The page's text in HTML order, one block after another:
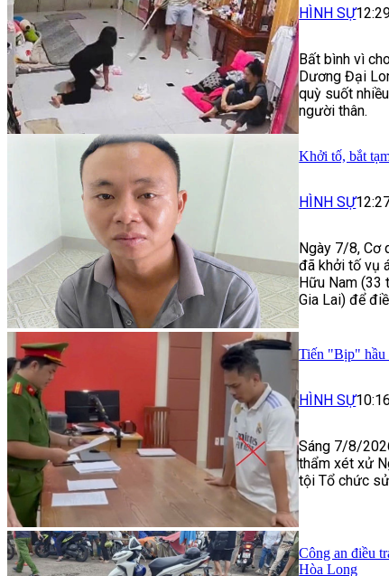
HÌNH SỰ
Bất bình vì
Dương Đại
quỳ suốt
người thân.
Khởi tố, bắt
HÌNH SỰ
Ngày 7/8, Cơ
đã khởi tố vụ
Hữu Nam (33
Gia Lai) để
Tiến "Bịp" hầu
HÌNH SỰ10:16
Sáng 7/8/
thẩm xét xử
tội Tổ chức
Công an điều
Hòa Long